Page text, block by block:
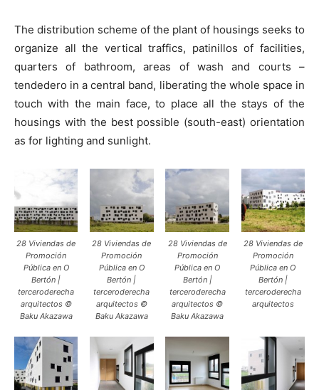
The distribution scheme of the plant of housings seeks to
organize all the vertical traffics, patinillos of facilities,
quarters of bathroom, areas of wash and courts –
tendedero in a central band, liberating the whole space in
touch with the main face, to place all the stays of the
housings with the best possible (south-east) orientation
as for lighting and sunlight.
28 Viviendas de
Promoción
Pública en O
Bertón |
terceroderecha
arquitectos ©
Baku Akazawa
28 Viviendas de
Promoción
Pública en O
Bertón |
terceroderecha
arquitectos ©
Baku Akazawa
28 Viviendas de
Promoción
Pública en O
Bertón |
terceroderecha
arquitectos ©
Baku Akazawa
28 Viviendas de
Promoción
Pública en O
Bertón |
terceroderecha
arquitectos